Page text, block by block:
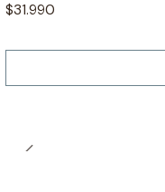
$31.990